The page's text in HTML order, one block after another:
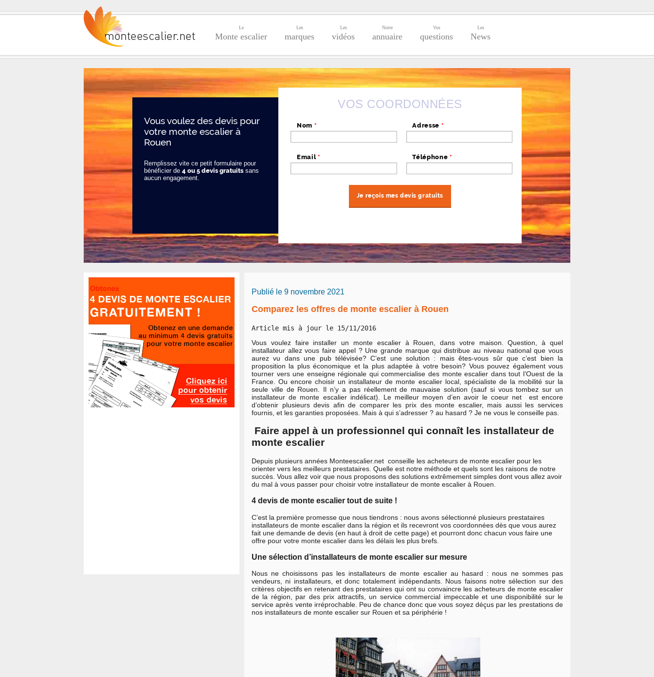
Le
Monte escalier
Les
marques
Les
vidéos
Notre
annuaire
Vos
questions
Les
News
Vous voulez des devis pour
votre monte escalier à
Rouen
Remplissez vite ce petit formulaire pour
bénéficier de 4 ou 5 devis gratuitssans
aucun engagement.
VOS COORDONNÉES
Nom *
Email *
Adresse *
Téléphone *
Publié le 9 novembre 2021
Comparez les offres de monte escalier à Rouen
Article mis à jour le 15/11/2016
Vous voulez faire installer un monte escalier à Rouen, dans votre maison. Question, à quel
installateur allez vous faire appel ? Une grande marque qui distribue au niveau national que vous
aurez vu dans une pub télévisée? C’est une solution : mais êtes-vous sûr que c’est bien la
proposition la plus économique et la plus adaptée à votre besoin? Vous pouvez également vous
tourner vers une enseigne régionale qui commercialise des monte escalier dans tout l’Ouest de la
France. Ou encore choisir un installateur de monte escalier local, spécialiste de la mobilité sur la
seule ville de Rouen. Il n’y a pas réellement de mauvaise solution (sauf si vous tombez sur un
installateur de monte escalier indélicat). Le meilleur moyen d’en avoir le coeur net est encore
d’obtenir plusieurs devis afin de comparer les prix des monte escalier, mais aussi les services
fournis, et les garanties proposées. Mais à qui s’adresser ? au hasard ? Je ne vous le conseille pas.
Faire appel à un professionnel qui connaît les installateur de
monte escalier
Depuis plusieurs années Monteescalier.net conseille les acheteurs de monte escalier pour les
orienter vers les meilleurs prestataires. Quelle est notre méthode et quels sont les raisons de notre
succès. Vous allez voir que nous proposons des solutions extrêmement simples dont vous allez avoir
du mal à vous passer pour choisir votre installateur de monte escalier à Rouen.
4 devis de monte escalier tout de suite !
C’est la première promesse que nous tiendrons : nous avons sélectionné plusieurs prestataires
installateurs de monte escalier dans la région et ils recevront vos coordonnées dès que vous aurez
fait une demande de devis (en haut à droit de cette page) et pourront donc chacun vous faire une
offre pour votre monte escalier dans les délais les plus brefs.
Une sélection d’installateurs de monte escalier sur mesure
Nous ne choisissons pas les installateurs de monte escalier au hasard : nous ne sommes pas
vendeurs, ni installateurs, et donc totalement indépendants. Nous faisons notre sélection sur des
critères objectifs en retenant des prestataires qui ont su convaincre les acheteurs de monte escalier
de la région, par des prix attractifs, un service commercial impeccable et une disponibilité sur le
service après vente irréprochable. Peu de chance donc que vous soyez déçus par les prestations de
nos installateurs de monte escalier sur Rouen et sa périphérie !